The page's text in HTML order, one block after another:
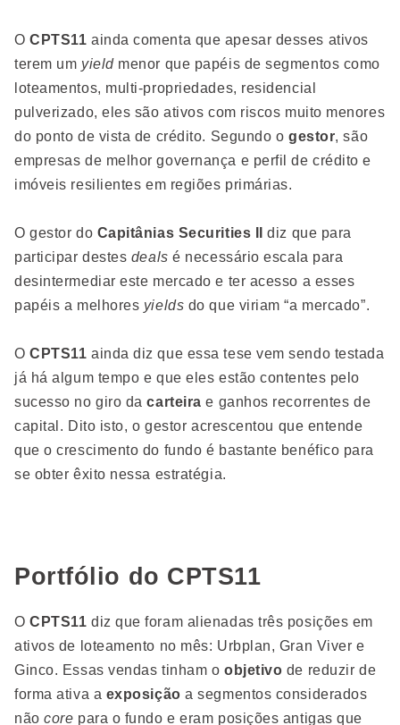
O CPTS11 ainda comenta que apesar desses ativos
terem um yieldmenor que papéis de segmentos como
loteamentos, multi-propriedades, residencial
pulverizado, eles são ativos com riscos muito menores
do ponto de vista de crédito. Segundo o gestor, são
empresas de melhor governança e perfil de crédito e
imóveis resilientes em regiões primárias.
O gestor do Capitânias Securities II diz que para
participar destes deals é necessário escala para
desintermediar este mercado e ter acesso a esses
papéis a melhores yields do que viriam “a mercado”.
OCPTS11 ainda diz que essa tese vem sendo testada
já há algum tempo e que eles estão contentes pelo
sucesso no giro dacarteira e ganhos recorrentes de
capital. Dito isto, o gestor acrescentou que entende
que o crescimento do fundo é bastante benéfico para
se obter êxito nessa estratégia.
Portfólio do CPTS11
OCPTS11 diz que foram alienadas três posições em
ativos de loteamento no mês: Urbplan, Gran Viver e
Ginco. Essas vendas tinham o objetivo de reduzir de
forma ativa a exposição a segmentos considerados
não core para o fundo e eram posições antigas que